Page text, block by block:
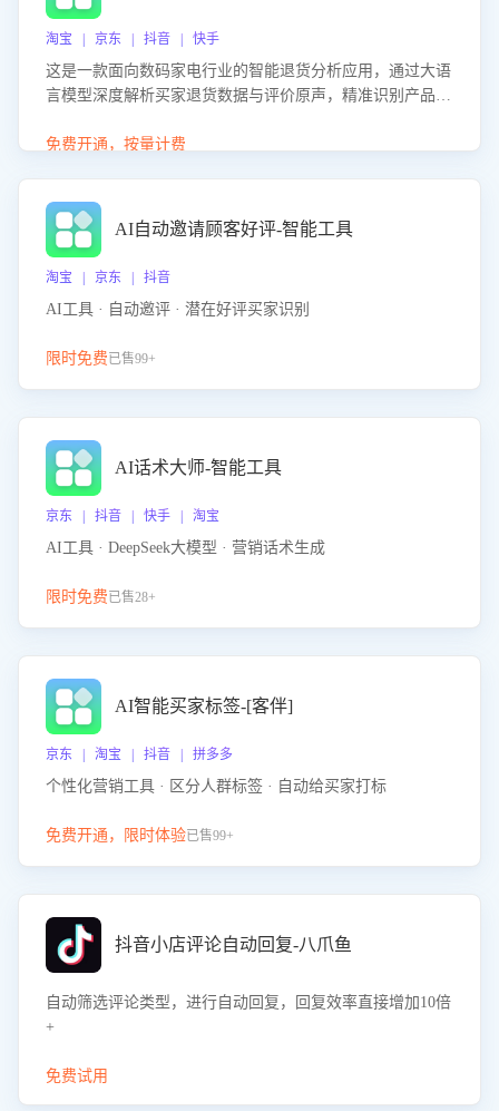
淘宝 | 京东 | 抖音 | 快手
这是一款面向数码家电行业的智能退货分析应用，通过大语
言模型深度解析买家退货数据与评价原声，精准识别产品质
改进建议，通过挖掘用户痛点驱动产品迭代，从根本上降低
免费开通，按量计费
AI自动邀请顾客好评-智能工具
淘宝 | 京东 | 抖音
AI工具 · 自动邀评 · 潜在好评买家识别
限时免费已售99+
AI话术大师-智能工具
京东 | 抖音 | 快手 | 淘宝
AI工具 · DeepSeek大模型 · 营销话术生成
限时免费已售28+
AI智能买家标签-[客伴]
京东 | 淘宝 | 抖音 | 拼多多
个性化营销工具 · 区分人群标签 · 自动给买家打标
免费开通，限时体验已售99+
抖音小店评论自动回复-八爪鱼
自动筛选评论类型，进行自动回复，回复效率直接增加10倍
+
免费试用